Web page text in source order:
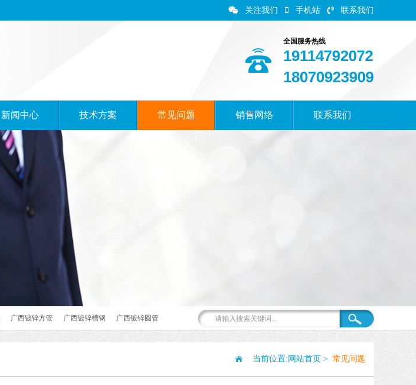
关注我们 手机站 联系我们
全国服务热线
19114792072
18070923909
新闻中心 技术方案 常见问题 销售网络 联系我们
广西镀锌方管 广西镀锌槽钢 广西镀锌圆管
当前位置: 网站首页 > 常见问题